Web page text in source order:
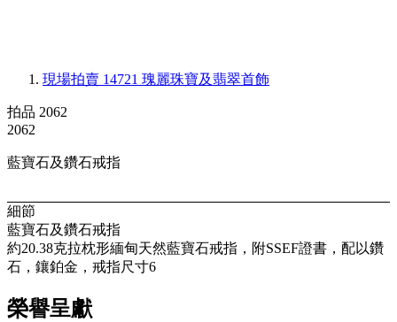
現場拍賣 14721 瑰麗珠寶及翡翠首飾
拍品 2062
2062
藍寶石及鑽石戒指
細節
藍寶石及鑽石戒指
約20.38克拉枕形緬甸天然藍寶石戒指，附SSEF證書，配以鑽
石，鑲鉑金，戒指尺寸6
榮譽呈獻